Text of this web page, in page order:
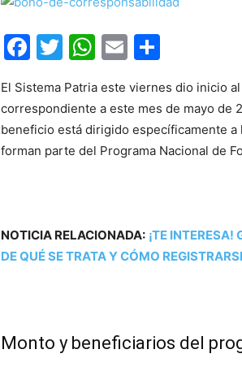
Facebook
Twitter
WhatsApp
Email
El Sistema Patria este viernes dio inicio
correspondiente a este mes de mayo de
beneficio está dirigido específicamente
forman parte del Programa Nacional de
NOTICIA RELACIONADA: ¡TE
DE QUÉ SE TRATA Y CÓMO
Monto y beneficiarios del